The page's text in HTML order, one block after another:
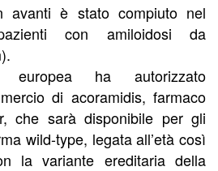
avanti è stato compiuto nel
con amiloidosi da
europea ha autorizzato
di acoramidis, farmaco
che sarà disponibile per gli
wild-type, legata all’età così
la variante ereditaria della